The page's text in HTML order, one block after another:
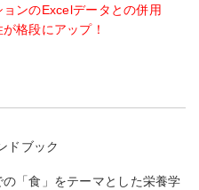
ンのExcelデータとの併用
格段にアップ！
ドブック
「食」をテーマとした栄養学